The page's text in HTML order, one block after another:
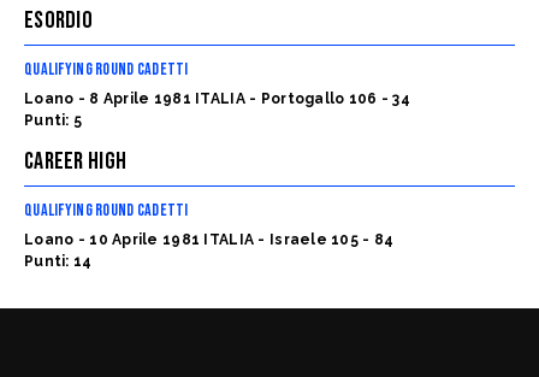
ESORDIO
QUALIFYING ROUND CADETTI
Loano - 8 Aprile 1981 ITALIA - Portogallo 106 - 34
Punti: 5
CAREER HIGH
QUALIFYING ROUND CADETTI
Loano - 10 Aprile 1981 ITALIA - Israele 105 - 84
Punti: 14